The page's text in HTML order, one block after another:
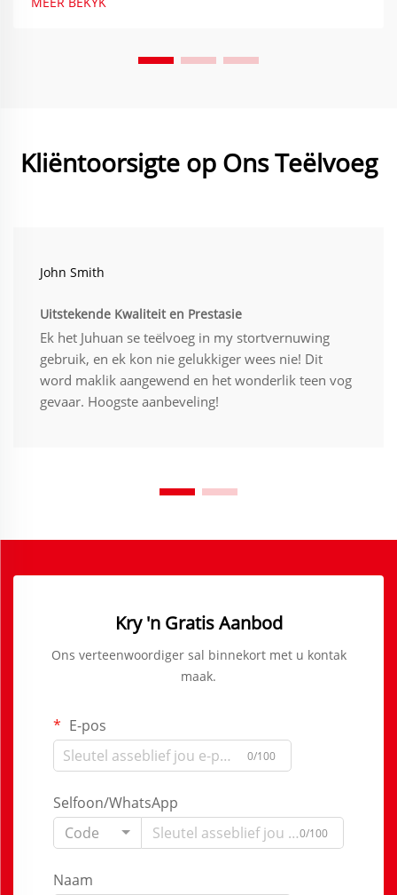
Kliëntoorsigte op Ons Teëlvoeg
John Smith
Uitstekende Kwaliteit en Prestasie
Ek het Juhuan se teëlvoeg in my stortvernuwing
gebruik, en ek kon nie gelukkiger wees nie! Dit
word maklik aangewend en het wonderlik teen vog
gevaar. Hoogste aanbeveling!
Kry 'n Gratis Aanbod
Ons verteenwoordiger sal binnekort met u kontak
maak.
E-pos
0/100
Selfoon/WhatsApp
Code
0/100
Naam